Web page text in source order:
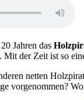
Jahren das
der Zeit ist so
netten
vorgenommen?